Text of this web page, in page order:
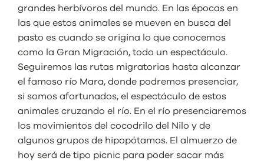
grandes herbívoros del mundo. En las épocas en
las que estos animales se mueven en busca del
pasto es cuando se origina lo que conocemos
como la Gran Migración, todo un espectáculo.
Seguiremos las rutas migratorias hasta alcanzar
el famoso río Mara, donde podremos presenciar,
si somos afortunados, el espectáculo de estos
animales cruzando el río. En el río presenciaremos
los movimientos del cocodrilo del Nilo y de
algunos grupos de hipopótamos. El almuerzo de
hoy será de tipo picnic para poder sacar más